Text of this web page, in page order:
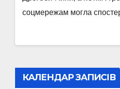
соцмережам могла
КАЛЕНДАР ЗАПИСІВ